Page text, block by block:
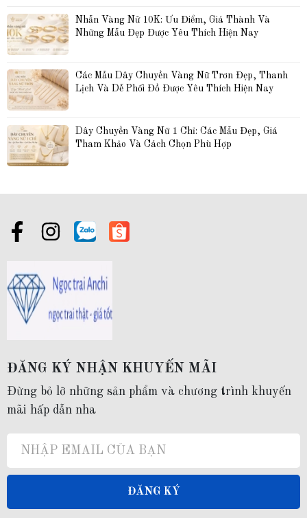
Nhẫn Vàng Nữ 10K: Ưu Điểm, Giá Thành Và
Những Mẫu Đẹp Được Yêu Thích Hiện Nay
Các Mẫu Dây Chuyền Vàng Nữ Trơn Đẹp, Thanh
Lịch Và Dễ Phối Đồ Được Yêu Thích Hiện Nay
Dây Chuyền Vàng Nữ 1 Chỉ: Các Mẫu Đẹp, Giá
Tham Khảo Và Cách Chọn Phù Hợp
ĐĂNG KÝ NHẬN KHUYẾN MÃI
Đừng bỏ lỡ những sản phẩm và chương trình khuyến
mãi hấp dẫn nha
ĐĂNG KÝ